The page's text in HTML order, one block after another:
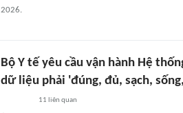
2026.
Bộ Y tế yêu cầu vận hành Hệ
dữ liệu phải 'đúng, đủ, sạch,
11 liên quan